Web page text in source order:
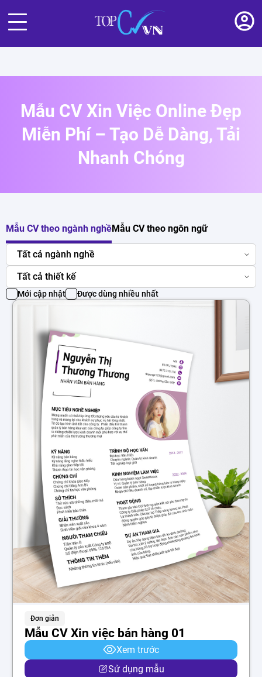
Mẫu CV Xin Việc Online Đẹp
Miễn Phí – Tạo Dễ Dàng, Tải
Nhanh Chóng
Mẫu CV theo ngành nghềMẫu CV theo ngôn ngữ
Tất cả ngành nghề
Tất cả thiết kế
Mới cập nhật Được dùng nhiều nhất
Đơn giản
Mẫu CV Xin việc bán hàng 01
Xem trước
Sử dụng mẫu